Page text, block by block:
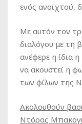
ενός ανοιχτού,
Με αυτόν τον
διαλόγου με τη
ανέφερε η ίδια
να ακουστεί η
των φίλων της
Ακολουθούν
Ντόρας